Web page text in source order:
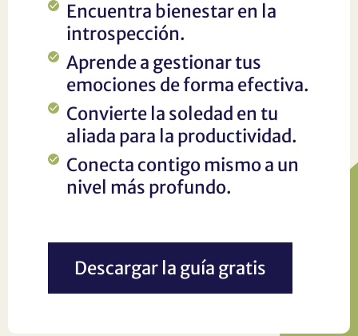
Encuentra bienestar en la
introspección.
Aprende a gestionar tus
emociones de forma efectiva.
Convierte la soledad en tu
aliada para la productividad.
Conecta contigo mismo a un
nivel más profundo.
Descargar la guía gratis